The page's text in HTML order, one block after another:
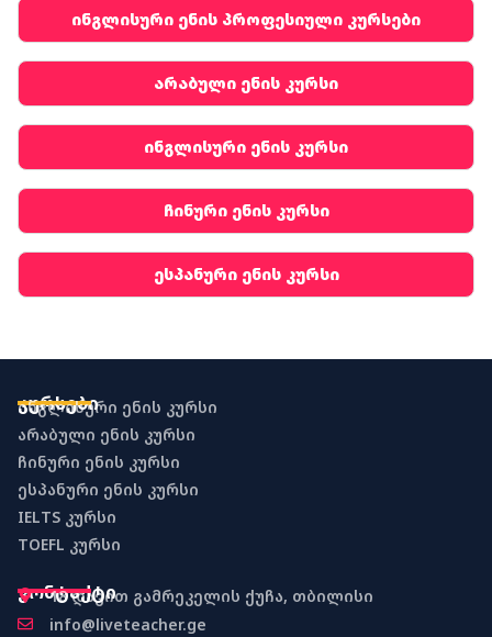
ინგლისური ენის პროფესიული კურსები
არაბული ენის კურსი
ინგლისური ენის კურსი
ჩინური ენის კურსი
ესპანური ენის კურსი
კურსები
ინგლისური ენის კურსი
არაბული ენის კურსი
ჩინური ენის კურსი
ესპანური ენის კურსი
IELTS კურსი
TOEFL კურსი
კონტაქტი
18 დავით გამრეკელის ქუჩა, თბილისი
info@liveteacher.ge